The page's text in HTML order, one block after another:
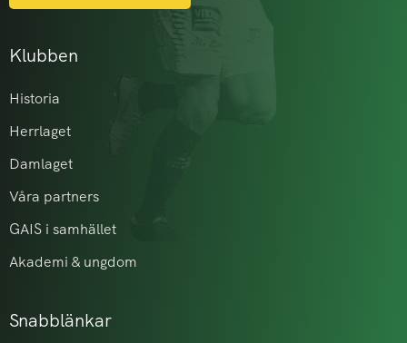
Klubben
Historia
Herrlaget
Damlaget
Våra partners
GAIS i samhället
Akademi & ungdom
Snabblänkar